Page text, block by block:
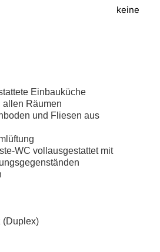
keine
Einbauküche
Räumen
und Fliesen aus
WC vollausgestattet mit
(Duplex)